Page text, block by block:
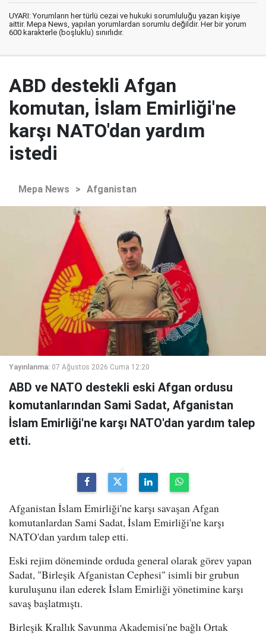
UYARI: Yorumların her türlü cezai ve hukuki sorumluluğu yazan kişiye
aittir. Mepa News, yapılan yorumlardan sorumlu değildir. Her bir yorum
600 karakterle (boşluklu) sınırlıdır.
ABD destekli Afgan
komutan, İslam Emirliği'ne
karşı NATO'dan yardım
istedi
Mepa News > Afganistan
Yayınlanma: 07 Ağustos 2026 Cuma 12:20
ABD ve NATO destekli eski Afgan ordusu
komutanlarından Sami Sadat, Afganistan
İslam Emirliği'ne karşı NATO'dan yardım talep
etti.
Afganistan İslam Emirliği'ne karşı savaşan Afgan
komutanlardan Sami Sadat, İslam Emirliği'ne karşı
NATO'dan yardım talep etti.
Eski rejim döneminde orduda general olarak görev yapan
Sadat, "Birleşik Afganistan Cephesi" isimli bir grubun
kuruluşunu ilan ederek İslam Emirliği yönetimine karşı
savaş başlatmıştı.
Birleşik Krallık Savunma Akademisi'ne bağlı Ortak